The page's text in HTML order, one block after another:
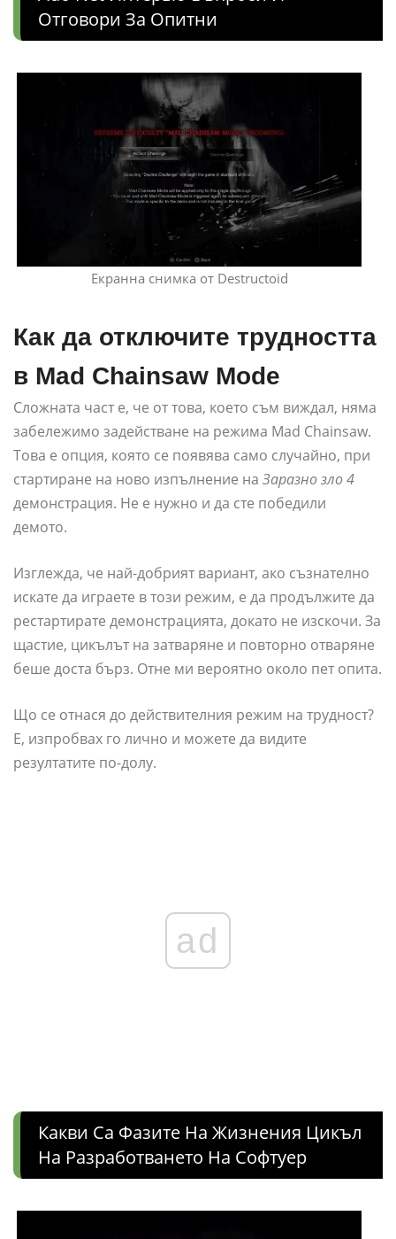
Отговори За Опитни
Екранна снимка от Destructoid
Как да отключите трудността
в Mad Chainsaw Mode
Сложната част е, че от това, което съм виждал, няма
забележимо задействане на режима Mad Chainsaw.
Това е опция, която се появява само случайно, при
стартиране на ново изпълнение на Заразно зло 4
демонстрация. Не е нужно и да сте победили
демото.
Изглежда, че най-добрият вариант, ако съзнателно
искате да играете в този режим, е да продължите да
рестартирате демонстрацията, докато не изскочи. За
щастие, цикълът на затваряне и повторно отваряне
беше доста бърз. Отне ми вероятно около пет опита.
Що се отнася до действителния режим на трудност?
Е, изпробвах го лично и можете да видите
резултатите по-долу.
ad
Какви Са Фазите На Жизнения Цикъл
На Разработването На Софтуер